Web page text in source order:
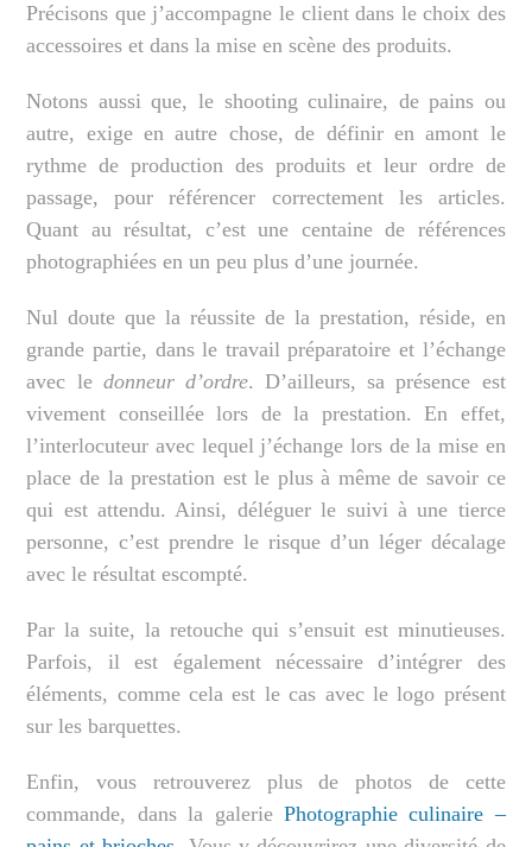
Précisons que j’accompagne le client dans le choix des
accessoires et dans la mise en scène des produits.
Notons aussi que, le shooting culinaire, de pains ou
autre, exige en autre chose, de définir en amont le
rythme de production des produits et leur ordre de
passage, pour référencer correctement les articles.
Quant au résultat, c’est une centaine de références
photographiées en un peu plus d’une journée.
Nul doute que la réussite de la prestation, réside, en
grande partie, dans le travail préparatoire et l’échange
avec le donneur d’ordre. D’ailleurs, sa présence est
vivement conseillée lors de la prestation. En effet,
l’interlocuteur avec lequel j’échange lors de la mise en
place de la prestation est le plus à même de savoir ce
qui est attendu. Ainsi, déléguer le suivi à une tierce
personne, c’est prendre le risque d’un léger décalage
avec le résultat escompté.
Par la suite, la retouche qui s’ensuit est minutieuses.
Parfois, il est également nécessaire d’intégrer des
éléments, comme cela est le cas avec le logo présent
sur les barquettes.
Enfin, vous retrouverez plus de photos de cette
commande, dans la galerie Photographie culinaire –